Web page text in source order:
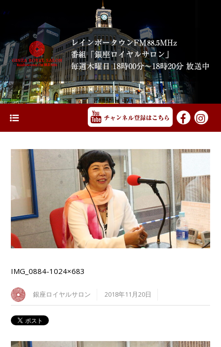
IMG_0884-1024×683
銀座ロイヤルサロン 2018年11月20日